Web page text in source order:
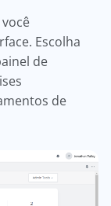
Escolha
de
de